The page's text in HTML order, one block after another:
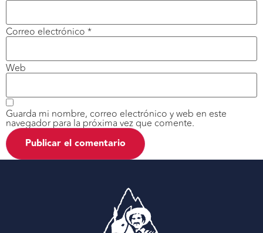
Correo electrónico *
Web
Guarda mi nombre, correo electrónico y web en este
navegador para la próxima vez que comente.